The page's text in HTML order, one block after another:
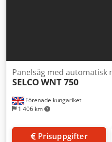
Förenade kungariket
1 406 km
Panelsåg med automatisk
SELCOWNT 750
Prisuppgifter